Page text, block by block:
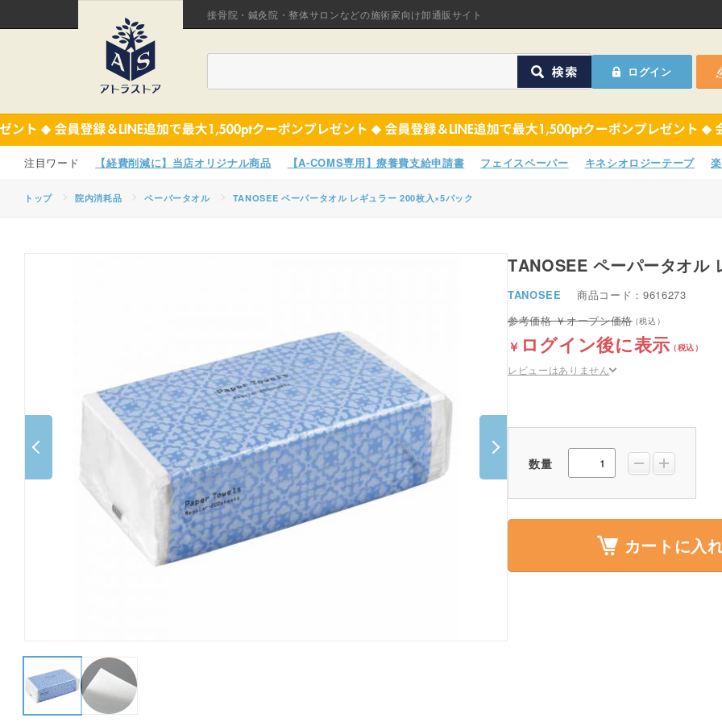
接骨院・鍼灸院・整体サロンなどの施術家向け卸通販サイト
ログイン
オリジナル商品
サポーター
衛生用品
院内消耗品
アウトレット
【経費削減に】当店オリジナル商品 【A-COMS専用】療養費支給申請書 フェイスペーパー キネシオロジーテープ
トップ 院内消耗品 ペーパータオル TANOSEE ペーパータオル レギュラー 200枚入×5パック
TANOSEE ペーパータオ
TANOSEE
商品コード：9616273
オープン価格
ログイン後に表示
レビューはありません
数量
カートに入
ほねつぎHot
鍼灸用品
サポーター
ポスター・チラシ類
A-COMS
アウトレット